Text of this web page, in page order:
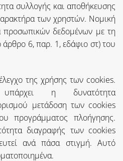
συλλογής και αποθήκευσης
των χρηστών. Νομική
προσωπικών δεδομένων με τη
6, παρ. 1, εδάφιο στ) του
της χρήσης των cookies.
η δυνατότητα
μετάδοση των cookies
προγράμματος πλοήγησης.
διαγραφής των cookies
ανά πάσα στιγμή. Αυτό